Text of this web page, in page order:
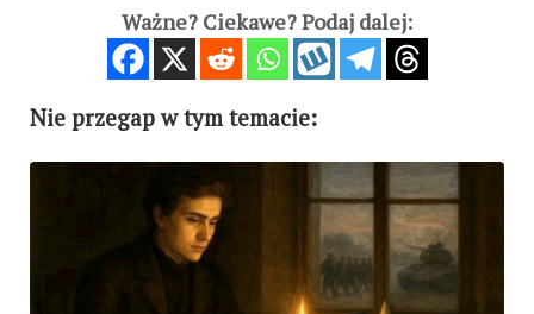
Ważne? Ciekawe? Podaj dalej:
Nie przegap w tym temacie: